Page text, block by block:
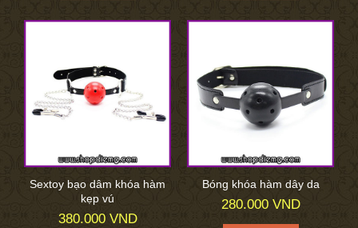
Sextoy bạo dâm khóa hàm
kẹp vú
380.000 VND
Bóng khóa hàm dây da
280.000 VND